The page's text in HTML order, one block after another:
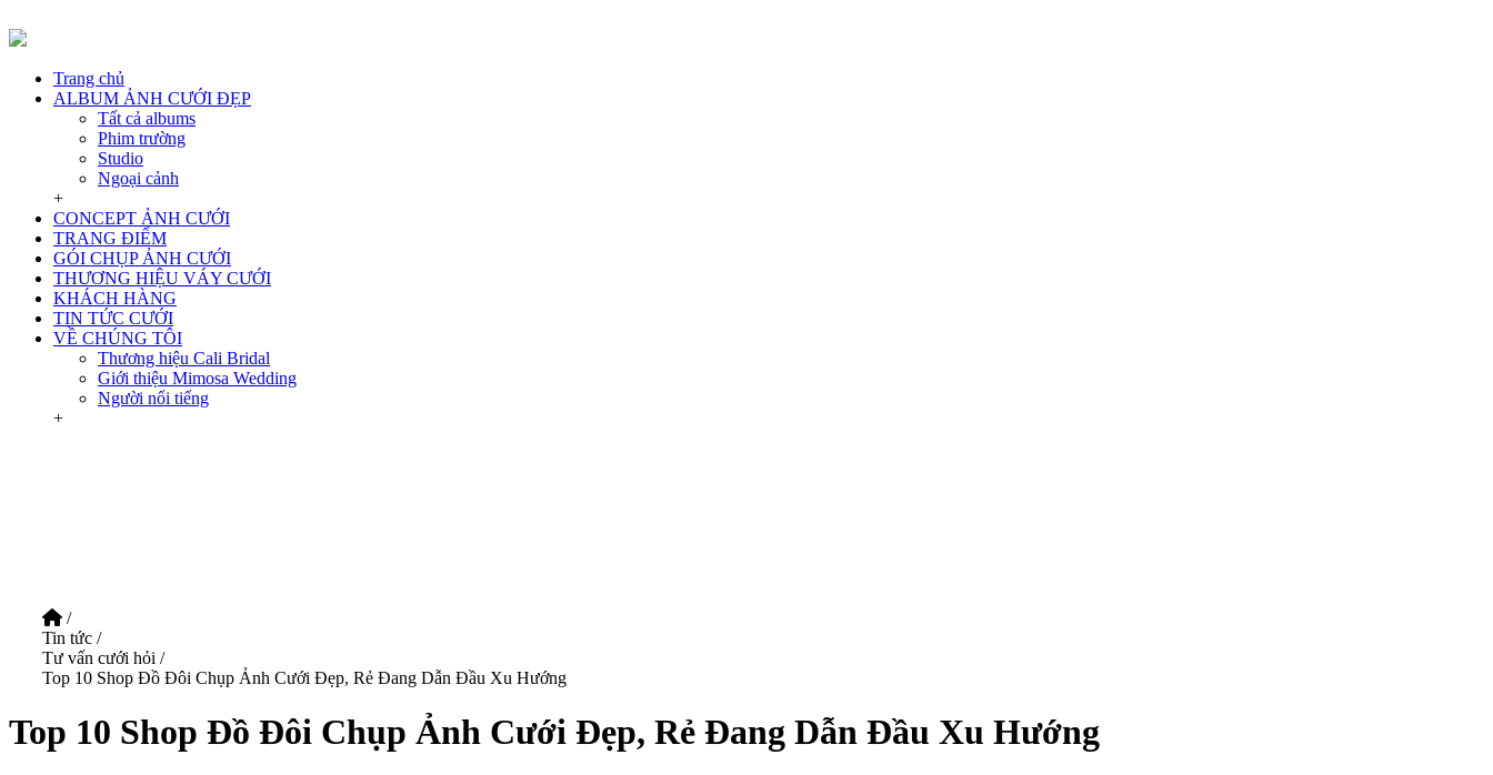
Trang chủ
ALBUM ẢNH CƯỚI ĐẸP
Tất cả albums
Phim trường
Studio
Ngoại cảnh
+
CONCEPT ẢNH CƯỚI
TRANG ĐIỂM
GÓI CHỤP ẢNH CƯỚI
THƯƠNG HIỆU VÁY CƯỚI
KHÁCH HÀNG
TIN TỨC CƯỚI
VỀ CHÚNG TÔI
Thương hiệu Cali Bridal
Giới thiệu Mimosa Wedding
Người nổi tiếng
+
/
Tin tức /
Tư vấn cưới hỏi /
Top 10 Shop Đồ Đôi Chụp Ảnh Cưới Đẹp, Rẻ Đang Dẫn Đầu Xu Hướng
Top 10 Shop Đồ Đôi Chụp Ảnh Cưới Đẹp, Rẻ Đang Dẫn Đầu Xu Hướng